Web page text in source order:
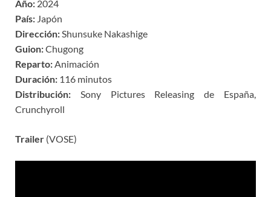
Año: 2024
País: Japón
Dirección:Shunsuke Nakashige
Guion:Chugong
Reparto:Animación
Duración: 116 minutos
Distribución: Sony Pictures Releasing de España,
Crunchyroll
Trailer (VOSE)